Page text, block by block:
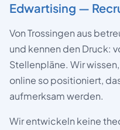
Edwartising —
Von Trossingen aus
und kennen den Druck:
Stellenpläne. Wir
online so positioniert,
aufmerksam werden.
Wir entwickeln keine